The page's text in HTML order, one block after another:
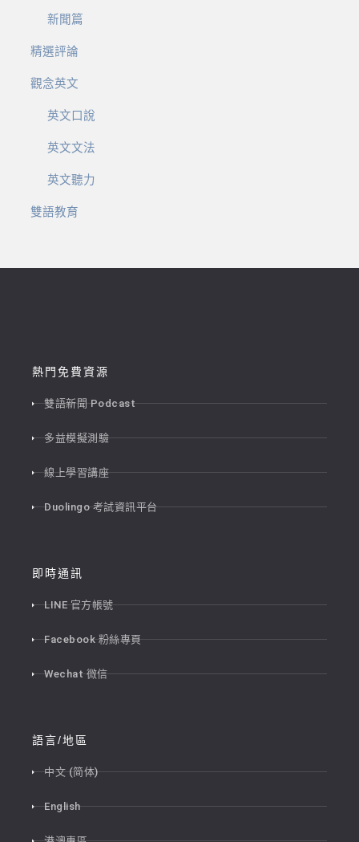
新聞篇
精選評論
觀念英文
英文口說
英文文法
英文聽力
雙語教育
熱門免費資源
雙語新聞 Podcast
多益模擬測驗
線上學習講座
Duolingo 考試資訊平台
即時通訊
LINE 官方帳號
Facebook 粉絲專頁
Wechat 微信
語言/地區
中文 (简体)
English